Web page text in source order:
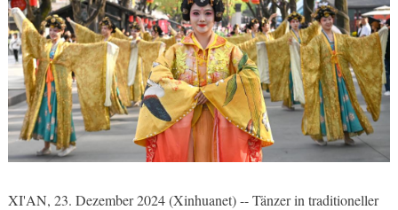
XI'AN, 23. Dezember 2024 (Xinhuanet) -- Tänzer in traditioneller